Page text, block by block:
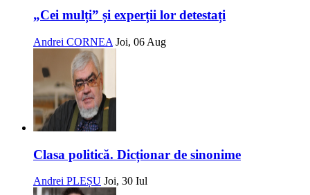
„Cei mulți” și experții lor detestați
Andrei CORNEA Joi, 06 Aug
Clasa politică. Dicționar de sinonime
Andrei PLEȘU Joi, 30 Iul